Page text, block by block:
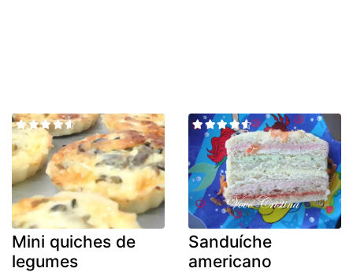
Mini quiches de
legumes
Sanduíche
americano